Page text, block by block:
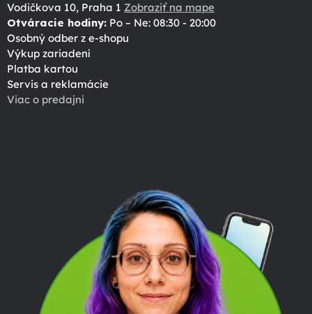
Vodičkova 10, Praha 1 Zobraziť na mape
Otváracie hodiny: Po – Ne: 08:30 - 20:00
Osobný odber z e-shopu
Výkup zariadení
Platba kartou
Servis a reklamácie
Viac o predajni